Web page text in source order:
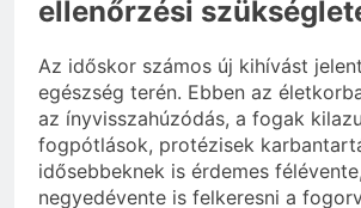
ellenőrzési
Az időskor számos új kihívást
egészség terén. Ebben az
az ínyvisszahúzódás, a fogak
fogpótlások, protézisek
idősebbeknek is érdemes
negyedévente is felkeresni a